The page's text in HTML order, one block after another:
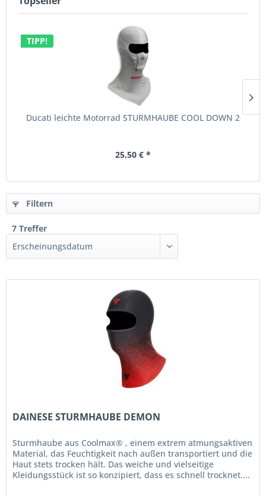
TIPP!
Ducati leichte Motorrad STURMHAUBE COOL DOWN 2
25,50 € *
Filtern
7 Treffer
DAINESE STURMHAUBE DEMON
Sturmhaube aus Coolmax® , einem extrem atmungsaktiven
Material, das Feuchtigkeit nach außen transportiert und die
Haut stets trocken hält. Das weiche und vielseitige
Kleidungsstück ist so konzipiert, dass es schnell trocknet....